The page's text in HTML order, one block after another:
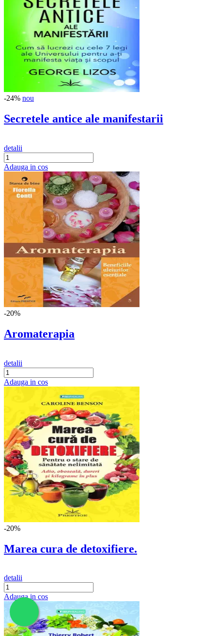
-24% nou
Secretele antice ale manifestarii
detalii
Adauga in cos
-20%
Aromaterapia
detalii
Adauga in cos
-20%
Marea cura de detoxifiere.
detalii
Adauga in cos